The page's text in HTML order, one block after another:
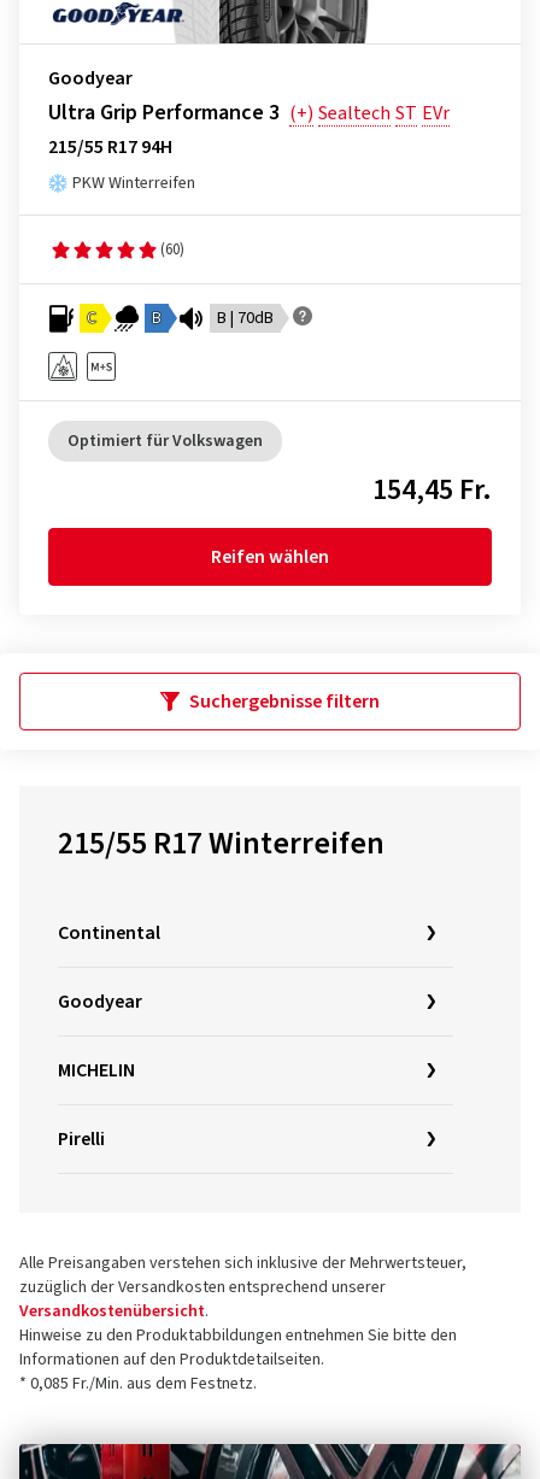
Goodyear
Ultra Grip Performance 3 (+) Sealtech ST EVr
215/55 R17 94H
PKW Winterreifen
(60)
C B B | 70dB
Optimiert für Volkswagen
154,45 Fr.
Reifen wählen
Suchergebnisse filtern
215/55 R17 Winterreifen
Continental
Goodyear
MICHELIN
Pirelli
Alle Preisangaben verstehen sich inklusive der Mehrwertsteuer,
zuzüglich der Versandkosten entsprechend unserer
Versandkostenübersicht.
Hinweise zu den Produktabbildungen entnehmen Sie bitte den
Informationen auf den Produktdetailseiten.
* 0,085 Fr./Min. aus dem Festnetz.